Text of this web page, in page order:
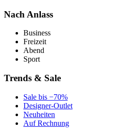
Nach Anlass
Business
Freizeit
Abend
Sport
Trends & Sale
Sale bis −70%
Designer-Outlet
Neuheiten
Auf Rechnung